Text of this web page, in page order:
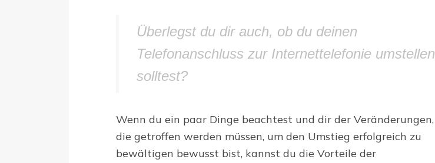
Überlegst du dir auch, ob du deinen
Telefonanschluss zur Internettelefonie umstellen
solltest?
Wenn du ein paar Dinge beachtest und dir der Veränderungen,
die getroffen werden müssen, um den Umstieg erfolgreich zu
bewältigen bewusst bist, kannst du die Vorteile der